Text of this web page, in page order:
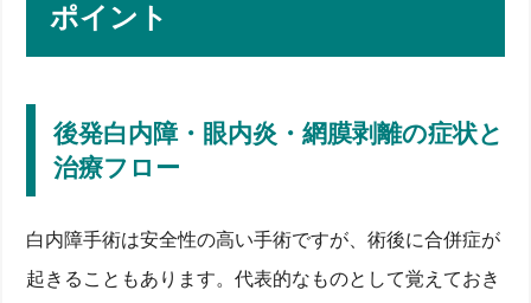
ポイント
後発白内障・眼内炎・網膜剥離の症状と
治療フロー
白内障手術は安全性の高い手術ですが、術後に合併症が
起きることもあります。代表的なものとして覚えておき